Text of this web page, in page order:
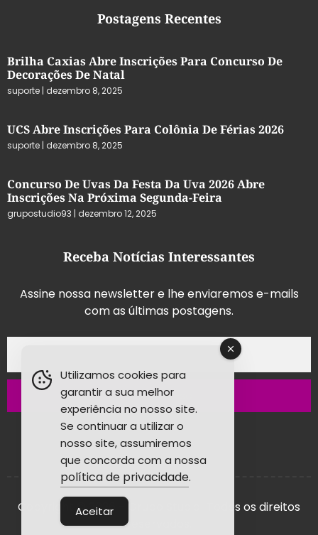
Postagens Recentes
Brilha Caxias Abre Inscrições Para Concurso De
Decorações De Natal
suporte dezembro 8, 2025
UCS Abre Inscrições Para Colônia De Férias 2026
suporte dezembro 8, 2025
Concurso De Uvas Da Festa Da Uva 2026 Abre
Inscrições Na Próxima Segunda-Feira
grupostudio93 dezembro 12, 2025
Receba Notícias Interessantes
Assine nossa newsletter e lhe enviaremos e-mails
com as últimas postagens.
Inscrever-se
Copyright © 2026 - Grupo Studio! Todos os direitos
reservados.
Utilizamos cookies para
garantir a sua melhor
experiência no nosso site.
Se continuar a utilizar o
nosso site, assumiremos
que concorda com a nossa
política de privacidade.
Aceitar